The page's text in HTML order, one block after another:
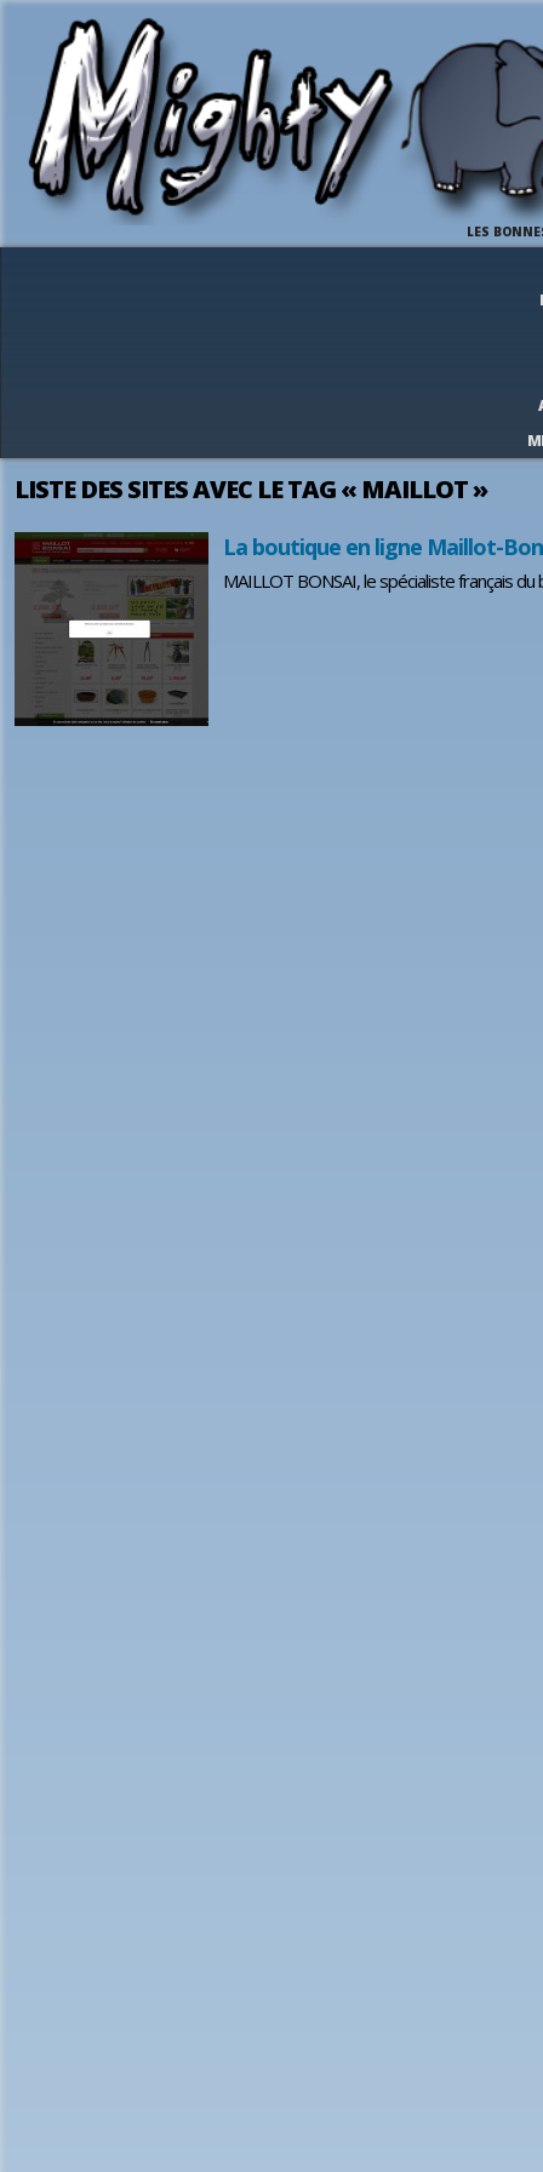
LES
LISTE DES SITES AVEC LE TAG « MAILLOT »
La boutique en ligne Maillot-
MAILLOT BONSAI, le spécialiste français